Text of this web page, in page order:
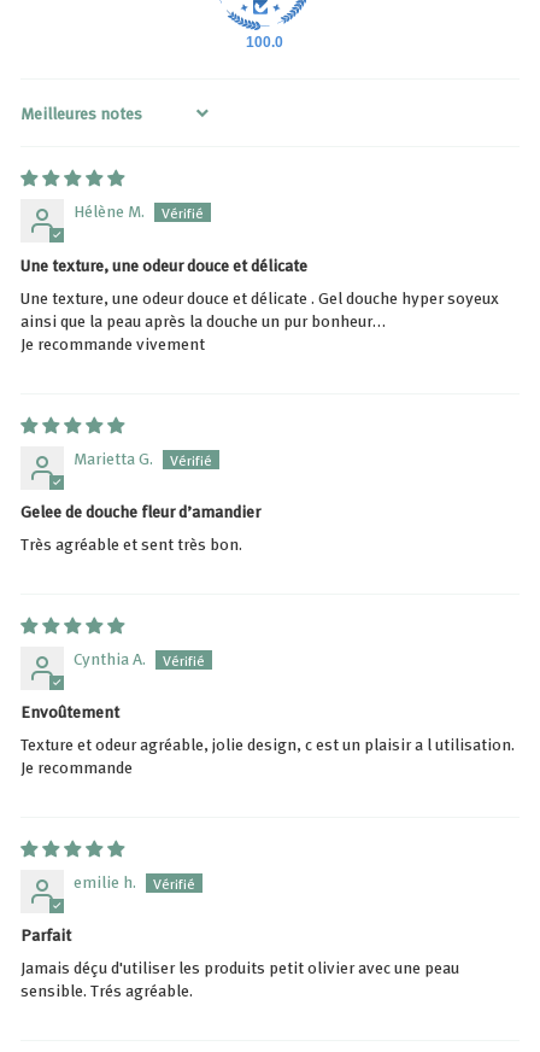
100.0
Sort by
Hélène M.
Une texture, une odeur douce et délicate
Une texture, une odeur douce et délicate . Gel douche hyper soyeux
ainsi que la peau après la douche un pur bonheur…
Je recommande vivement
Marietta G.
Gelee de douche fleur d’amandier
Très agréable et sent très bon.
Cynthia A.
Envoûtement
Texture et odeur agréable, jolie design, c est un plaisir a l utilisation.
Je recommande
emilie h.
Parfait
Jamais déçu d'utiliser les produits petit olivier avec une peau
sensible. Trés agréable.